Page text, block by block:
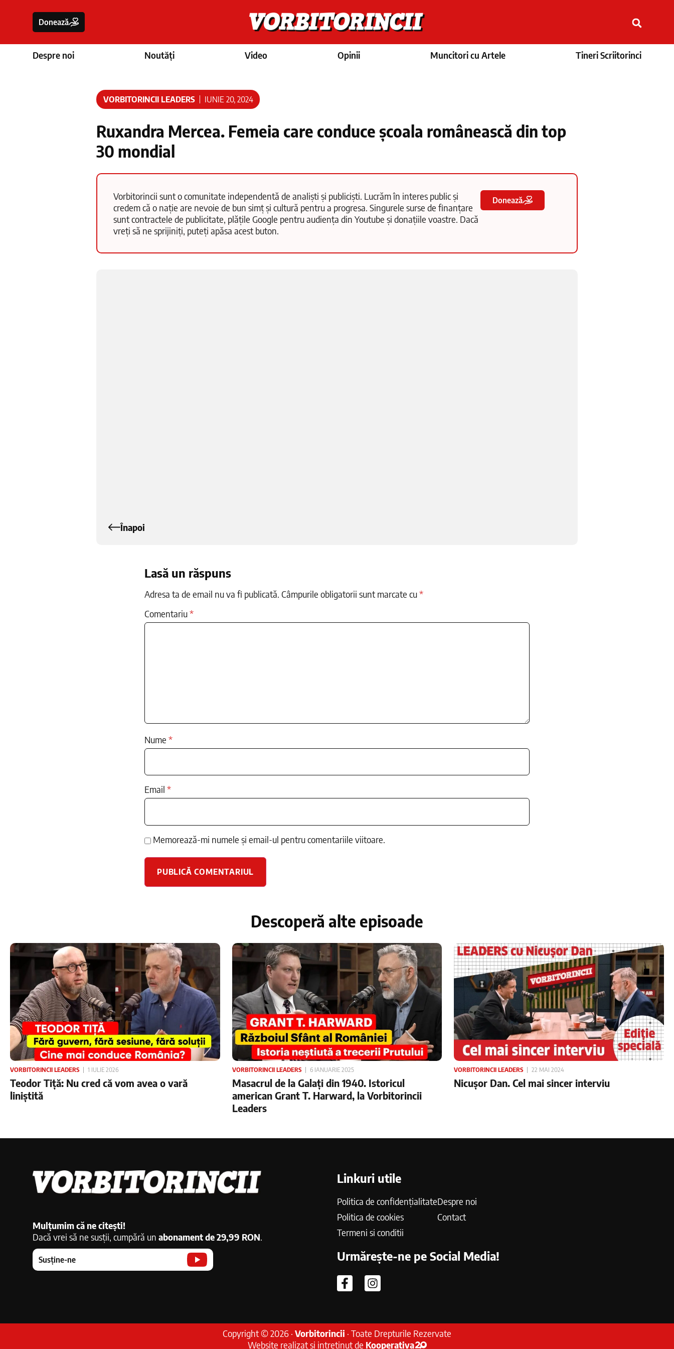
Donează
Despre noi Noutăți Video Opinii Muncitori cu Artele Tineri Scriitorinci
VORBITORINCII LEADERS IUNIE 20, 2024
Ruxandra Mercea. Femeia care conduce școala românească din top
30 mondial
Vorbitorincii sunt o comunitate independentă de analiști și publiciști. Lucrăm în interes public și
credem că o nație are nevoie de bun simț și cultură pentru a progresa. Singurele surse de finanțare
sunt contractele de publicitate, plățile Google pentru audiența din Youtube și donațiile voastre. Dacă
vreți să ne sprijiniți, puteți apăsa acest buton.
Donează
Înapoi
Lasă un răspuns
Adresa ta de email nu va fi publicată. Câmpurile obligatorii sunt marcate cu*
Comentariu*
Nume *
Email *
Memorează-mi numele și email-ul pentru comentariile viitoare.
Descoperă alte episoade
VORBITORINCII LEADERS 1 IULIE 2026
Teodor Tiță: Nu cred că vom avea o vară
liniștită
VORBITORINCII LEADERS 6 IANUARIE 2025
Masacrul de la Galați din 1940. Istoricul
american Grant T. Harward, la Vorbitorincii
Leaders
VORBITORINCII LEADERS 22 MAI 2024
Nicușor Dan. Cel mai sincer interviu
Mulțumim că ne citești!
Dacă vrei să ne susții, cumpără un abonament de 29,99 RON.
Susține-ne
Linkuri utile
Politica de confidențialitate
Politica de cookies
Termeni si conditii
Despre noi
Contact
Urmărește-ne pe Social Media!
Copyright © 2026 · Vorbitorincii · Toate Drepturile Rezervate
Website realizat si intretinut de Kooperativa